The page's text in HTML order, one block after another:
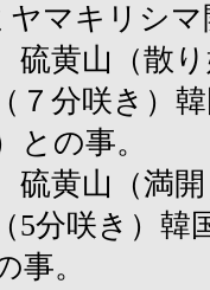
ヤマキリシ
硫黄山（散
７分咲き）
との事。
硫黄山（満
5分咲き）韓
事。